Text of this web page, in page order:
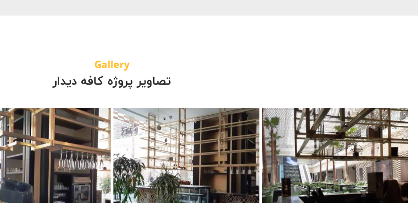
Gallery
تصاویر پروژه کافه دیدار
کافه دیدار